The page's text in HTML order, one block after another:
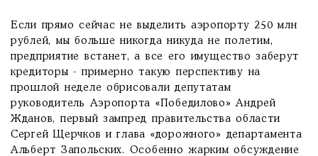
Если прямо сейчас не выделить аэропорту 250 млн
рублей, мы больше никогда никуда не полетим,
предприятие встанет, а все его имущество заберут
кредиторы - примерно такую перспективу на
прошлой неделе обрисовали депутатам
руководитель Аэропорта «Победилово» Андрей
Жданов, первый зампред правительства области
Сергей Щерчков и глава «дорожного» департамента
Альберт Запольских. Особенно жарким обсуждение